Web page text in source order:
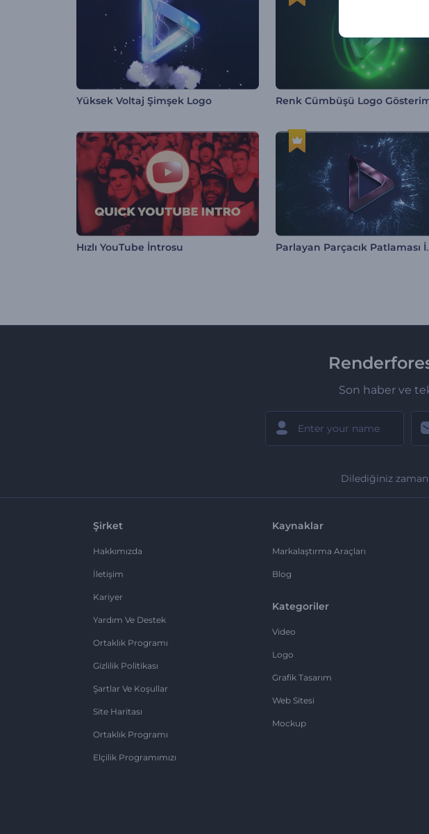
Yüksek Voltaj Şimşek Logo Renk Cümbüşü Logo
Hızlı YouTube İntrosu
Son haber ve
Dilediğiniz
Şirket
Hakkımızda
İletişim
Kariyer
Yardım Ve Destek
Ortaklık Programı
Gizlilik Politikası
Şartlar Ve Koşullar
Site Haritası
Ortaklık Programı
Elçilik Programımızı
Kaynaklar
Markalaştırma Araçları
Blog
Kategoriler
Video
Logo
Grafik Tasarım
Web Sitesi
Mockup